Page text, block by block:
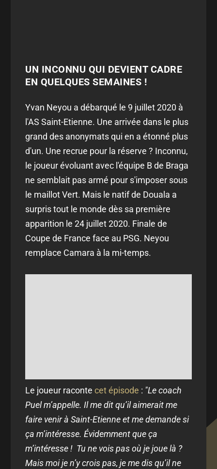
UN INCONNU QUI DEVIENT CADRE
EN QUELQUES SEMAINES !
Yvan Neyou a débarqué le 9 juillet 2020 à
l'AS Saint-Etienne. Une arrivée dans le plus
grand des anonymats qui en a étonné plus
d'un. Une recrue pour la réserve ? Inconnu,
le joueur évoluant avec l'équipe B de Braga
ne semblait pas armé pour s'imposer sous
le maillot Vert. Mais le natif de Douala a
surpris tout le monde dès sa première
apparition le 24 juillet 2020. Finale de
Coupe de France face au PSG. Neyou
remplace Camara à la mi-temps.
Le joueur racontecet épisode : "Le coach
Puel m’appelle. Il me dit qu’il aimerait me
faire venir à Saint-Etienne et me demande si
ça m’intéresse. Évidemment que ça
m’intéresse ! Tu ne vois pas où je joue là ?
Mais moi je n’y crois pas, je me dis qu’il ne